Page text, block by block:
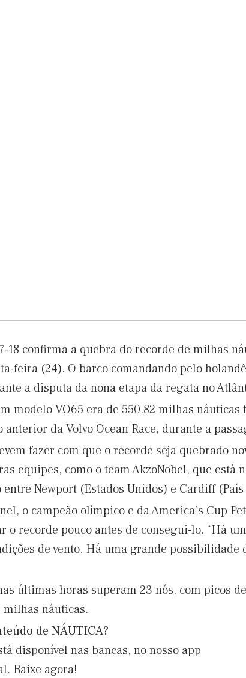
18 confirma a quebra do recorde de milhas
feira (24). O barco comandando pelo
a disputa da nona etapa da regata no
modelo VO65 era de 550.82 milhas náuticas
da Volvo Ocean Race, durante a
fazer com que o recorde seja quebrado
equipes, como o team AkzoNobel, que está
Newport (Estados Unidos) e Cardiff (País
o campeão olímpico e da America’s Cup
recorde pouco antes de consegui-lo. “Há
de vento. Há uma grande possibilidade
últimas horas superam 23 nós, com picos
milhas náuticas.
de NÁUTICA?
disponível nas bancas, no nosso app
Baixe agora!